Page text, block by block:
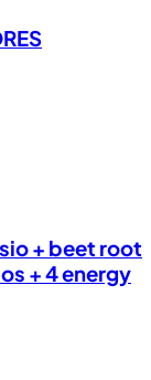
+ beet root
+ 4 energy